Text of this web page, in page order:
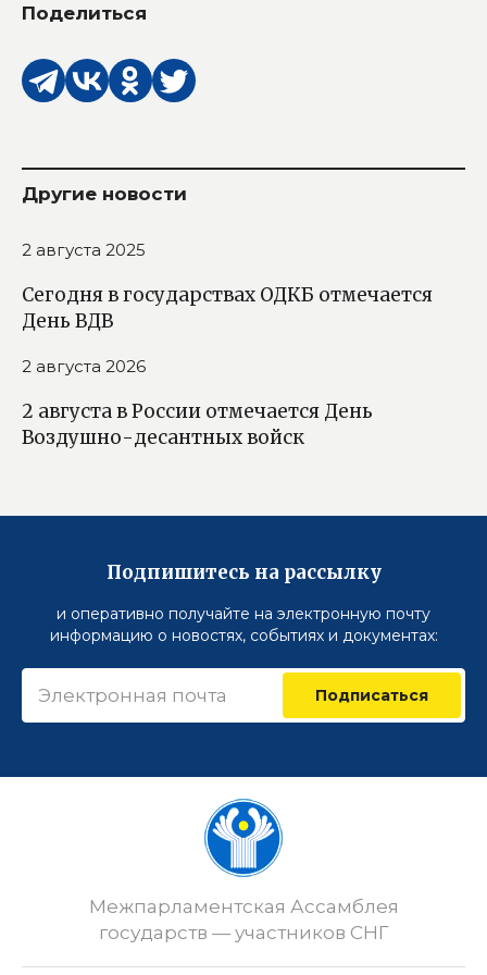
Поделиться
Другие новости
2 августа 2025
Сегодня в государствах ОДКБ отмечается
День ВДВ
2 августа 2026
2 августа в России отмечается День
Воздушно-десантных войск
Подпишитесь на рассылку
и оперативно получайте на электронную почту
информацию о новостях, событиях и документах:
Подписаться
Межпарламентская Ассамблея
государств — участников СНГ